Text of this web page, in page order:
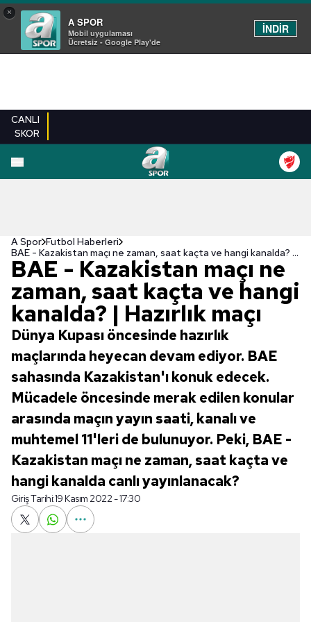
×
A SPOR
Mobil uygulaması
Ücretsiz - Google Play'de
İNDİR
CANLI
SKOR
A Spor Futbol Haberleri
BAE - Kazakistan maçı ne zaman, saat kaçta ve hangi kanalda? | Hazırlık maçı
BAE - Kazakistan maçı ne
zaman, saat kaçta ve hangi
kanalda? | Hazırlık maçı
Dünya Kupası öncesinde hazırlık
maçlarında heyecan devam ediyor. BAE
sahasında Kazakistan'ı konuk edecek.
Mücadele öncesinde merak edilen konular
arasında maçın yayın saati, kanalı ve
muhtemel 11'leri de bulunuyor. Peki, BAE -
Kazakistan maçı ne zaman, saat kaçta ve
hangi kanalda canlı yayınlanacak?
Giriş Tarihi:19 Kasım 2022 - 17:30